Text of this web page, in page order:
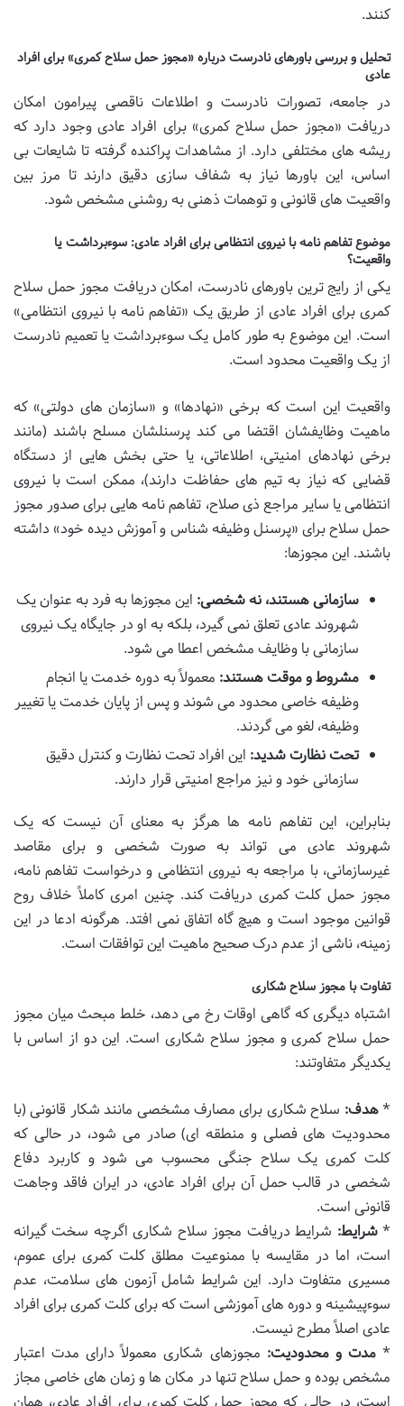
کنند.
تحلیل و بررسی باورهای نادرست درباره «مجوز حمل سلاح کمری» برای افراد
عادی
در جامعه، تصورات نادرست و اطلاعات ناقصی پیرامون امکان
دریافت «مجوز حمل سلاح کمری» برای افراد عادی وجود دارد که
ریشه های مختلفی دارد. از مشاهدات پراکنده گرفته تا شایعات بی
اساس، این باورها نیاز به شفاف سازی دقیق دارند تا مرز بین
واقعیت های قانونی و توهمات ذهنی به روشنی مشخص شود.
موضوع تفاهم نامه با نیروی انتظامی برای افراد عادی: سوءبرداشت یا
واقعیت؟
یکی از رایج ترین باورهای نادرست، امکان دریافت مجوز حمل سلاح
کمری برای افراد عادی از طریق یک «تفاهم نامه با نیروی انتظامی»
است. این موضوع به طور کامل یک سوءبرداشت یا تعمیم نادرست
از یک واقعیت محدود است.
واقعیت این است که برخی «نهادها» و «سازمان های دولتی» که
ماهیت وظایفشان اقتضا می کند پرسنلشان مسلح باشند (مانند
برخی نهادهای امنیتی، اطلاعاتی، یا حتی بخش هایی از دستگاه
قضایی که نیاز به تیم های حفاظت دارند)، ممکن است با نیروی
انتظامی یا سایر مراجع ذی صلاح، تفاهم نامه هایی برای صدور مجوز
حمل سلاح برای «پرسنل وظیفه شناس و آموزش دیده خود» داشته
باشند. این مجوزها:
سازمانی هستند، نه شخصی: این مجوزها به فرد به عنوان یک
شهروند عادی تعلق نمی گیرد، بلکه به او در جایگاه یک نیروی
سازمانی با وظایف مشخص اعطا می شود.
مشروط و موقت هستند: معمولاً به دوره خدمت یا انجام
وظیفه خاصی محدود می شوند و پس از پایان خدمت یا تغییر
وظیفه، لغو می گردند.
تحت نظارت شدید: این افراد تحت نظارت و کنترل دقیق
سازمانی خود و نیز مراجع امنیتی قرار دارند.
بنابراین، این تفاهم نامه ها هرگز به معنای آن نیست که یک
شهروند عادی می تواند به صورت شخصی و برای مقاصد
غیرسازمانی، با مراجعه به نیروی انتظامی و درخواست تفاهم نامه،
مجوز حمل کلت کمری دریافت کند. چنین امری کاملاً خلاف روح
قوانین موجود است و هیچ گاه اتفاق نمی افتد. هرگونه ادعا در این
زمینه، ناشی از عدم درک صحیح ماهیت این توافقات است.
تفاوت با مجوز سلاح شکاری
اشتباه دیگری که گاهی اوقات رخ می دهد، خلط مبحث میان مجوز
حمل سلاح کمری و مجوز سلاح شکاری است. این دو از اساس با
یکدیگر متفاوتند:
*هدف: سلاح شکاری برای مصارف مشخصی مانند شکار قانونی (با
محدودیت های فصلی و منطقه ای) صادر می شود، در حالی که
کلت کمری یک سلاح جنگی محسوب می شود و کاربرد دفاع
شخصی در قالب حمل آن برای افراد عادی، در ایران فاقد وجاهت
قانونی است.
*شرایط: شرایط دریافت مجوز سلاح شکاری اگرچه سخت گیرانه
است، اما در مقایسه با ممنوعیت مطلق کلت کمری برای عموم،
مسیری متفاوت دارد. این شرایط شامل آزمون های سلامت، عدم
سوءپیشینه و دوره های آموزشی است که برای کلت کمری برای افراد
عادی اصلاً مطرح نیست.
*مدت و محدودیت: مجوزهای شکاری معمولاً دارای مدت اعتبار
مشخص بوده و حمل سلاح تنها در مکان ها و زمان های خاصی مجاز
است، در حالی که مجوز حمل کلت کمری برای افراد عادی، همان